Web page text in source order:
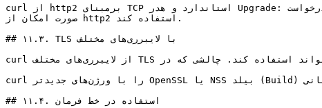
curl از http2 برمبنای TCP استاندارد و هدر Upgrade: پشتیبانی می‌کند. اگر شما یک درخواست HTTP انجام دهید و بخواهید از HTTP 2 استفاده کنید، curl از سرور می‌خواهد که در
صورت امکان از http2 استفاده کند.
## ۱۱.۳. TLS با لایبرری‌های مختلف
curl از لایبرری‌های مختلف TLS می‌تواند استفاده کند. چالشی که در TLS با آن مواجه هستیم، پشتیبانی از ALPN برای Http2 است و هم‌چنین پشتیبانی از NPN است.
curl را با ورژن‌های جدیدتر OpenSSL یا NSS بیلد (Build) کنید تا پشتیبانی ALPN و NPN را داشته باشید. از GNUTLS یا PolarSSL، پشتیبانی ALPN را می‌گیرید، ولی NPN را نه.
## ۱۱.۴. استفاده در خط فرمان